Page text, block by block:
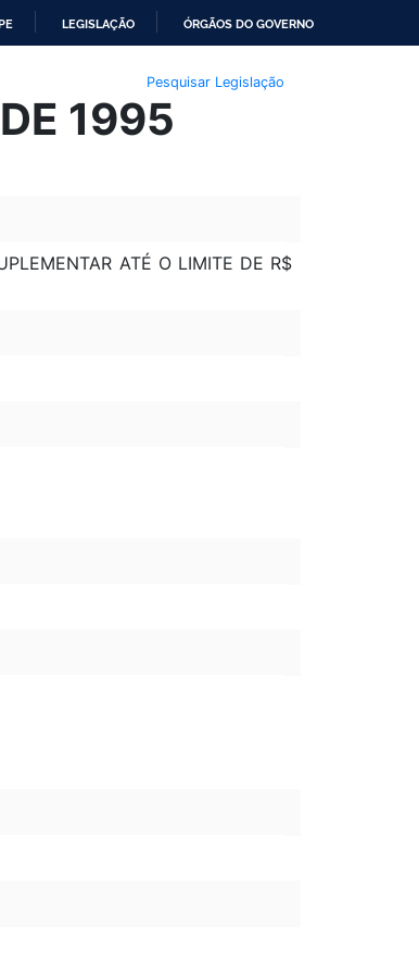
LEGISLAÇÃO ÓRGÃOS DO GOVERNO
Pesquisar Legislação
1995
ATÉ O LIMITE DE R$